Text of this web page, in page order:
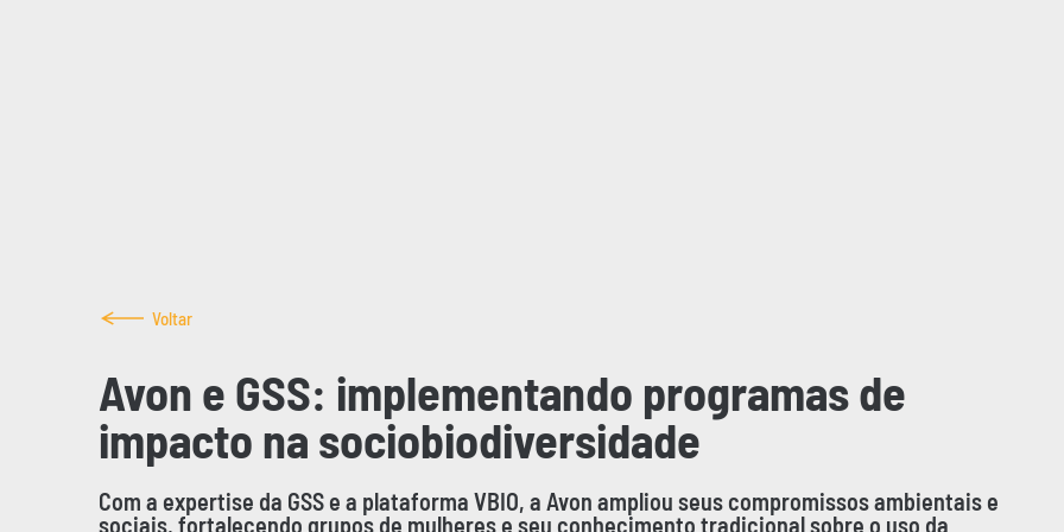
Voltar
Avon e GSS: implementando programas de
impacto na sociobiodiversidade
Com a expertise da GSS e a plataforma VBIO, a Avon ampliou seus compromissos ambientais e
sociais, fortalecendo grupos de mulheres e seu conhecimento tradicional sobre o uso da